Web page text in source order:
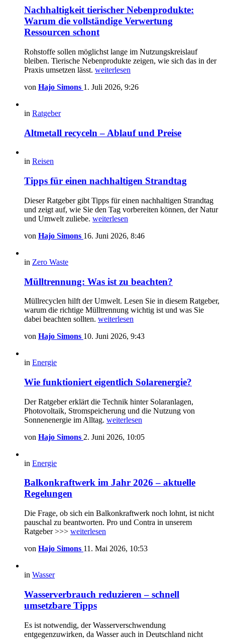
Nachhaltigkeit tierischer Nebenprodukte:
Warum die vollständige Verwertung
Ressourcen schont
Rohstoffe sollen möglichst lange im Nutzungskreislauf
bleiben. Tierische Nebenprodukte zeigen, wie sich das in der
Praxis umsetzen lässt. weiterlesen
von Hajo Simons 1. Juli 2026, 9:26
in Ratgeber
Altmetall recyceln – Ablauf und Preise
in Reisen
Tipps für einen nachhaltigen Strandtag
Dieser Ratgeber gibt Tipps für einen nachhaltigen Strandtag
und zeigt auf, wie Sie den Tag vorbereiten können, der Natur
und Umwelt zuliebe. weiterlesen
von Hajo Simons 16. Juni 2026, 8:46
in Zero Waste
Mülltrennung: Was ist zu beachten?
Müllrecyclen hilft der Umwelt. Lesen Sie in diesem Ratgeber,
warum die richtige Mülltrennung wichtig ist und was Sie
dabei beachten sollten. weiterlesen
von Hajo Simons 10. Juni 2026, 9:43
in Energie
Wie funktioniert eigentlich Solarenergie?
Der Ratgeber erklärt die Technik hinter Solaranlagen,
Photovoltaik, Stromspeicherung und die Nutzung von
Sonnenenergie im Alltag. weiterlesen
von Hajo Simons 2. Juni 2026, 10:05
in Energie
Balkonkraftwerk im Jahr 2026 – aktuelle
Regelungen
Die Frage, ob sich ein Balkonkraftwerk noch lohnt, ist nicht
pauschal zu beantworten. Pro und Contra in unserem
Ratgeber >>> weiterlesen
von Hajo Simons 11. Mai 2026, 10:53
in Wasser
Wasserverbrauch reduzieren – schnell
umsetzbare Tipps
Es ist notwendig, der Wasserverschwendung
entgegenzuwirken, da Wasser auch in Deutschland nicht